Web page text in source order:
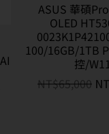
ASUS 華碩
OLED
100/16GB/1TB
控/
NT$65,000